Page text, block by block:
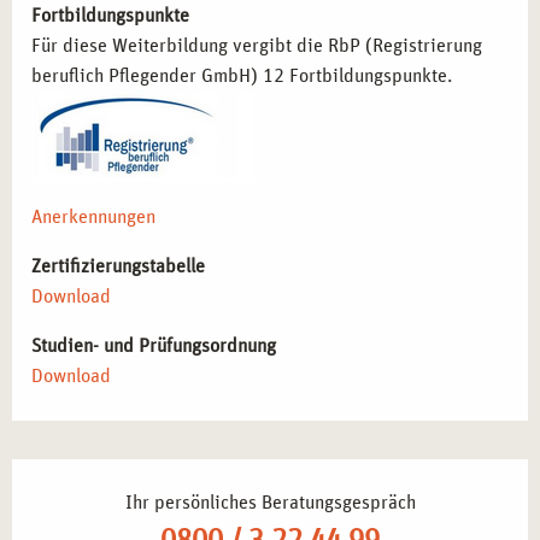
ermöglichen eine bewusste und reflektierte Arbeitsweise
in vielen Berufsfeldern:
Einsatz systematischer Supervision in Beratung und
Therapie– Förderung einer reflektierten Arbeitsweise.
Verbesserung der Kommunikation und Zusammenarbeit
für den beruflichen Alltag.
Steigerung der beruflichen Resilienz durch gezielte
Reflexion
Weiterentwicklung der eigenen professionellen
Identität
Qualifikation für anspruchsvolle Tätigkeiten.
Fortbildungspunkte
Für diese Weiterbildung vergibt die RbP (Registrierung
beruflich Pflegender GmbH) 12 Fortbildungspunkte.
Anerkennungen
Zertifizierungstabelle
Download
Studien- und Prüfungsordnung
Download
Ihr persönliches Beratungsgespräch